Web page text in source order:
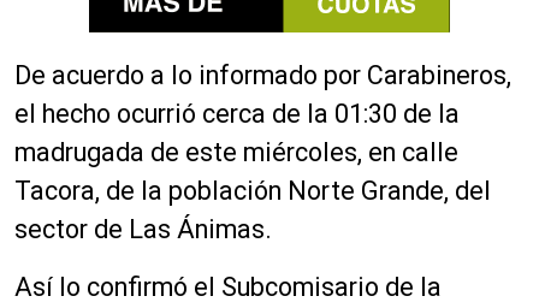
De acuerdo a lo informado por Carabineros,
el hecho ocurrió cerca de la 01:30 de la
madrugada de este miércoles, en calle
Tacora, de la población Norte Grande, del
sector de Las Ánimas.
Así lo confirmó el Subcomisario de la